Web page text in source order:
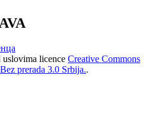
licence Creative Commons
prerada 3.0 Srbija..